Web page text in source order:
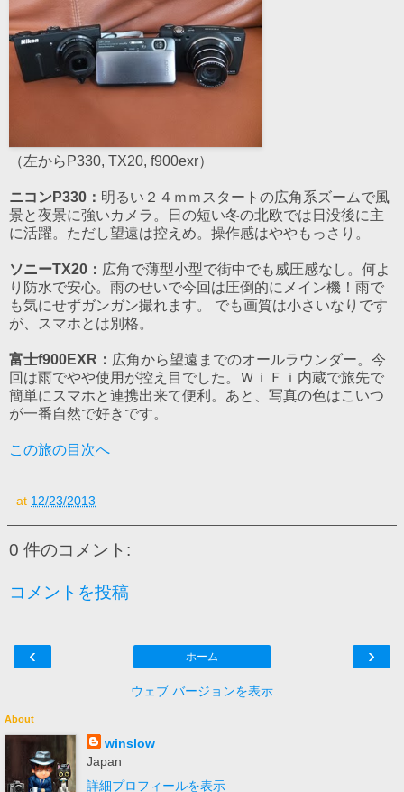
（左からP330, TX20, f900exr）
ニコンP330： 明るい２４ｍｍスタートの広角系ズームで風
景と夜景に強いカメラ。日の短い冬の北欧では日没後に主
に活躍。ただし望遠は控えめ。操作感はややもっさり。
ソニーTX20： 広角で薄型小型で街中でも威圧感なし。何よ
り防水で安心。雨のせいで今回は圧倒的にメイン機！雨で
も気にせずガンガン撮れます。 でも画質は小さいなりです
が、スマホとは別格。
富士f900EXR： 広角から望遠までのオールラウンダー。今
回は雨でやや使用が控え目でした。ＷｉＦｉ内蔵で旅先で
簡単にスマホと連携出来て便利。あと、写真の色はこいつ
が一番自然で好きです。
この旅の目次へ
at 12/23/2013
0 件のコメント:
コメントを投稿
‹ ›
ホーム
ウェブ バージョンを表示
About
winslow
Japan
詳細プロフィールを表示